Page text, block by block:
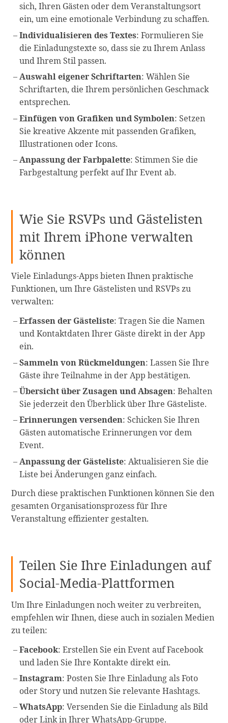
sich, Ihren Gästen oder dem Veranstaltungsort
ein, um eine emotionale Verbindung zu schaffen.
Individualisieren des Textes: Formulieren Sie
die Einladungstexte so, dass sie zu Ihrem Anlass
und Ihrem Stil passen.
Auswahl eigener Schriftarten: Wählen Sie
Schriftarten, die Ihrem persönlichen Geschmack
entsprechen.
Einfügen von Grafiken und Symbolen: Setzen
Sie kreative Akzente mit passenden Grafiken,
Illustrationen oder Icons.
Anpassung der Farbpalette: Stimmen Sie die
Farbgestaltung perfekt auf Ihr Event ab.
Wie Sie RSVPs und Gästelisten
mit Ihrem iPhone verwalten
können
Viele Einladungs-Apps bieten Ihnen praktische
Funktionen, um Ihre Gästelisten und RSVPs zu
verwalten:
Erfassen der Gästeliste: Tragen Sie die Namen
und Kontaktdaten Ihrer Gäste direkt in der App
ein.
Sammeln von Rückmeldungen: Lassen Sie Ihre
Gäste ihre Teilnahme in der App bestätigen.
Übersicht über Zusagen und Absagen: Behalten
Sie jederzeit den Überblick über Ihre Gästeliste.
Erinnerungen versenden: Schicken Sie Ihren
Gästen automatische Erinnerungen vor dem
Event.
Anpassung der Gästeliste: Aktualisieren Sie die
Liste bei Änderungen ganz einfach.
Durch diese praktischen Funktionen können Sie den
gesamten Organisationsprozess für Ihre
Veranstaltung effizienter gestalten.
Teilen Sie Ihre Einladungen auf
Social-Media-Plattformen
Um Ihre Einladungen noch weiter zu verbreiten,
empfehlen wir Ihnen, diese auch in sozialen Medien
zu teilen:
Facebook: Erstellen Sie ein Event auf Facebook
und laden Sie Ihre Kontakte direkt ein.
Instagram: Posten Sie Ihre Einladung als Foto
oder Story und nutzen Sie relevante Hashtags.
WhatsApp: Versenden Sie die Einladung als Bild
oder Link in Ihrer WhatsApp-Gruppe.